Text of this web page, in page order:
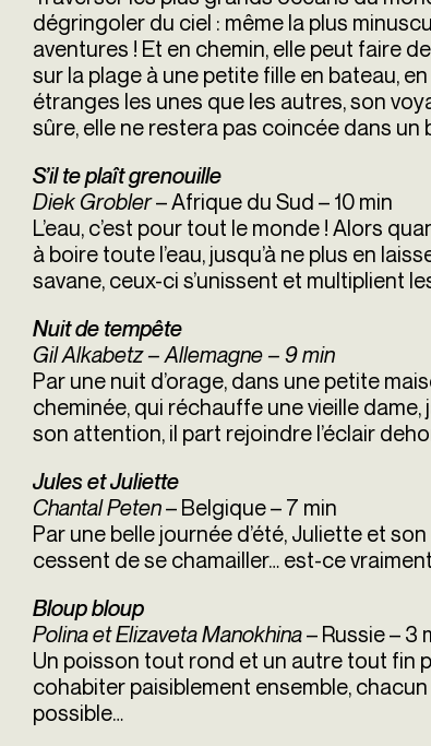
dégringoler du ciel : même la plus
aventures ! Et en chemin, elle peut faire
sur la plage à une petite fille en bateau,
étranges les unes que les autres, son
sûre, elle ne restera pas coincée dans un
S’il te plaît grenouille
Diek Grobler– Afrique du Sud – 10 min
L’eau, c’est pour tout le monde ! Alors
à boire toute l’eau, jusqu’à ne plus en
savane, ceux-ci s’unissent et multiplient
Nuit de tempête
Gil Alkabetz – Allemagne – 9 min
Par une nuit d’orage, dans une petite
cheminée, qui réchauffe une vieille
son attention, il part rejoindre l’éclair
Jules et Juliette
Chantal Peten– Belgique – 7 min
Par une belle journée d’été, Juliette et
cessent de se chamailler… est-ce
Bloup bloup
Polina et Elizaveta Manokhina– Russie – 3
Un poisson tout rond et un autre tout fin
cohabiter paisiblement ensemble,
possible…